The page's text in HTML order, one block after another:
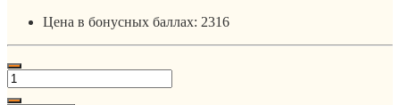
Цена в бонусных баллах: 2316